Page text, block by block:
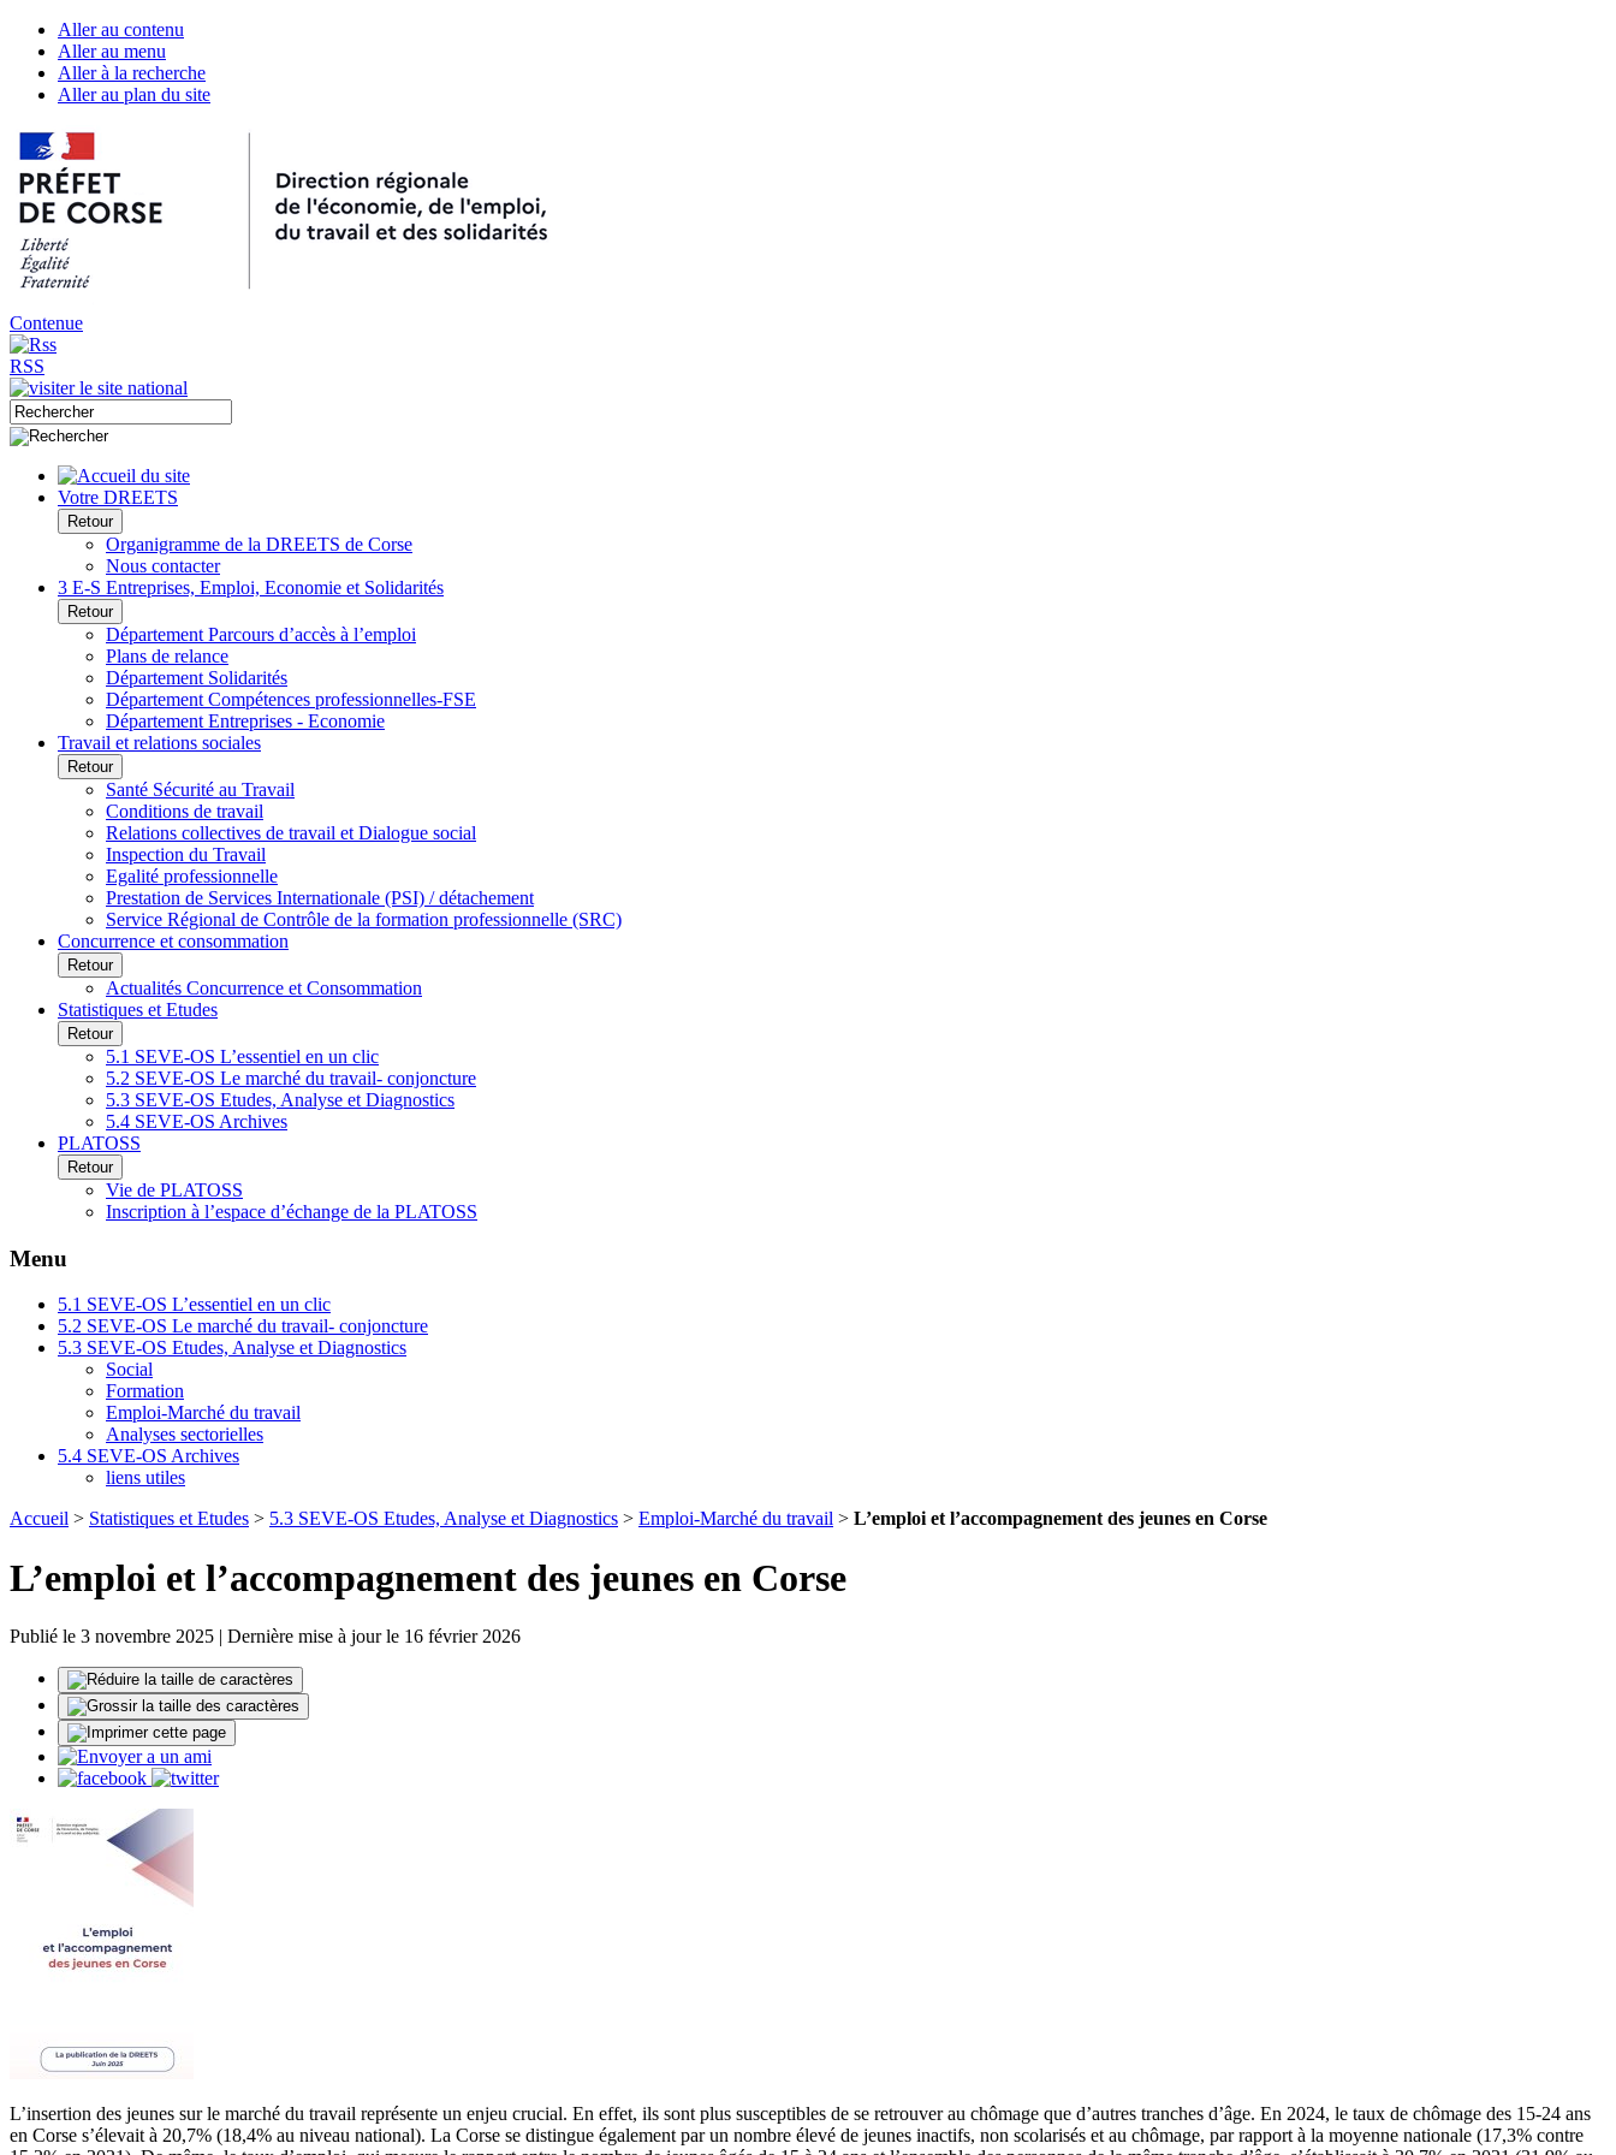
Aller au contenu
Aller au menu
Aller à la recherche
Aller au plan du site
Contenue
RSS
Votre DREETS
Retour
Organigramme de la DREETS de Corse
Nous contacter
3 E-S Entreprises, Emploi, Economie et Solidarités
Retour
Département Parcours d’accès à l’emploi
Plans de relance
Département Solidarités
Département Compétences professionnelles-FSE
Département Entreprises - Economie
Travail et relations sociales
Retour
Santé Sécurité au Travail
Conditions de travail
Relations collectives de travail et Dialogue social
Inspection du Travail
Egalité professionnelle
Prestation de Services Internationale (PSI) / détachement
Service Régional de Contrôle de la formation professionnelle (SRC)
Concurrence et consommation
Retour
Actualités Concurrence et Consommation
Statistiques et Etudes
Retour
5.1 SEVE-OS L’essentiel en un clic
5.2 SEVE-OS Le marché du travail- conjoncture
5.3 SEVE-OS Etudes, Analyse et Diagnostics
5.4 SEVE-OS Archives
PLATOSS
Retour
Vie de PLATOSS
Inscription à l’espace d’échange de la PLATOSS
Menu
5.1 SEVE-OS L’essentiel en un clic
5.2 SEVE-OS Le marché du travail- conjoncture
5.3 SEVE-OS Etudes, Analyse et Diagnostics
Social
Formation
Emploi-Marché du travail
Analyses sectorielles
5.4 SEVE-OS Archives
liens utiles
Accueil > Statistiques et Etudes > 5.3 SEVE-OS Etudes, Analyse et Diagnostics > Emploi-Marché du travail > L’emploi et l’accompagnement des jeunes en Corse
L’emploi et l’accompagnement des jeunes en Corse
Publié le 3 novembre 2025 | Dernière mise à jour le 16 février 2026
L’insertion des jeunes sur le marché du travail représente un enjeu crucial. En effet, ils sont plus susceptibles de se retrouver au chômage que d’autres tranches d’âge. En 2024, le taux de chômage des 15-24 ans
en Corse s’élevait à 20,7% (18,4% au niveau national). La Corse se distingue également par un nombre élevé de jeunes inactifs, non scolarisés et au chômage, par rapport à la moyenne nationale (17,3% contre